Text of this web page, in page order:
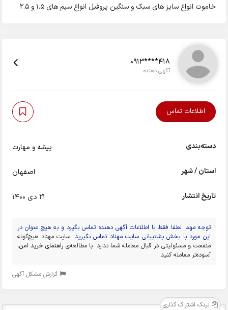
خاموت انواع سایز های سبک و سنگین پروفیل انواع سیم های ۱.۵ و ۲.۵
0913****418
آگهی دهنده
اطلاعات تماس
دسته‌بندی پیشه و مهارت
استان / شهر اصفهان
تاریخ انتشار 21 دی 1400
توجه مهم: لطفا فقط با اطلاعات آگهی دهنده تماس بگیرد و به هیچ عنوان در
این مورد با بخش پشتیبانی سایت مهناد تماس نگیرید. سایت مهناد هیچ‌گونه
منفعت و مسئولیتی در قبال معامله شما ندارد. با مطالعه‌ی راهنمای خرید امن،
آسوده‌تر معامله کنید.
گزارش مشکل آگهی
لینک اشتراک گذاری